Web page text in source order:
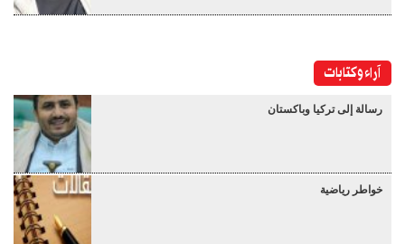
آراء وكتابات
رسالة إلى تركيا وباكستان
خواطر رياضية